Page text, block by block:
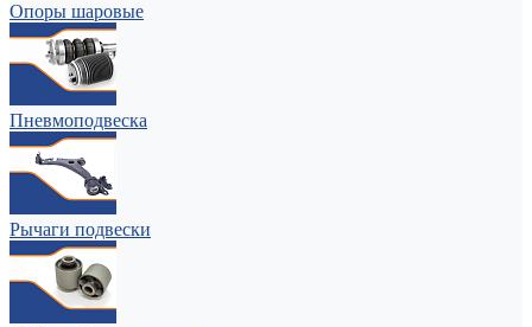
Опоры шаровые
Пневмоподвеска
Рычаги подвески